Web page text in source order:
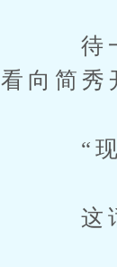
待一大
看向简秀
“现在
这话说